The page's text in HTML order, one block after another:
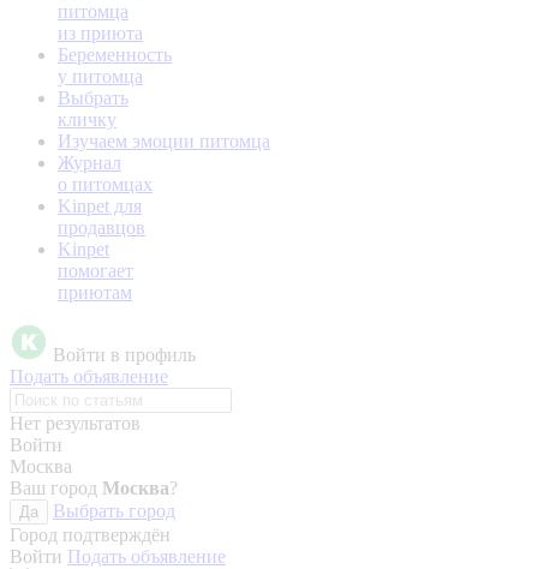
питомца
из приюта
Беременность
у питомца
Выбрать
кличку
Изучаем эмоции питомца
Журнал
о питомцах
Kinpet для
продавцов
Kinpet
помогает
приютам
Войти в профиль
Подать объявление
Нет результатов
Войти
Москва
Ваш город Москва?
Да
Выбрать город
Город подтверждён
Войти Подать объявление